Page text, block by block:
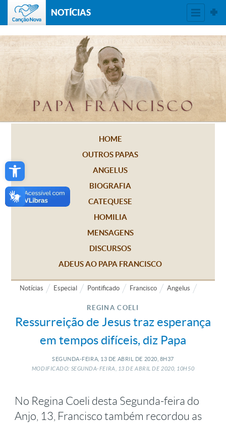
Open toolbar
NOTÍCIAS
HOME
OUTROS PAPAS
ANGELUS
BIOGRAFIA
CATEQUESE
HOMILIA
MENSAGENS
DISCURSOS
ADEUS AO PAPA FRANCISCO
Notícias Especial Pontificado Francisco Angelus
REGINA COELI
Ressurreição de Jesus traz esperança
em tempos difíceis, diz Papa
SEGUNDA-FEIRA, 13 DE ABRIL DE 2020, 8H37
MODIFICADO: SEGUNDA-FEIRA, 13 DEABRIL DE2020, 10H50
No Regina Coeli desta Segunda-feira do
Anjo, 13, Francisco também recordou as